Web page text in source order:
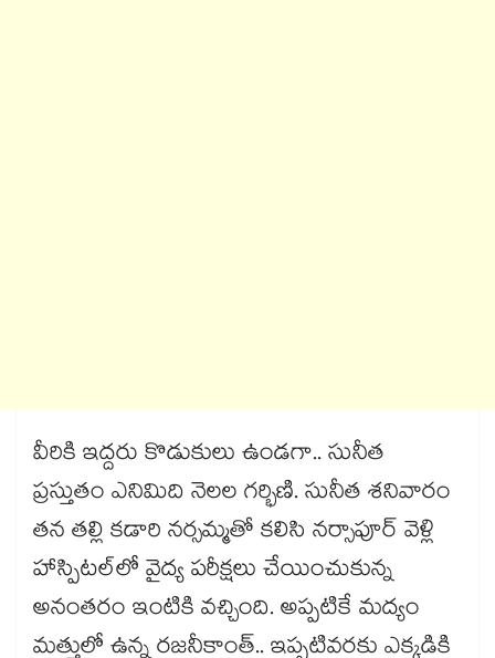
వీరికి ఇద్దరు కొడుకులు ఉండగా.. సునీత
ప్రస్తుతం ఎనిమిది నెలల గర్భిణి. సునీత శనివారం
తన తల్లి కడారి నర్సమ్మతో కలిసి నర్సాపూర్‌‌‌‌ వెళ్లి
హాస్పిటల్‌‌‌‌లో వైద్య పరీక్షలు చేయించుకున్న
అనంతరం ఇంటికి వచ్చింది. అప్పటికే మద్యం
మత్తులో ఉన్న రజనీకాంత్‌‌‌‌.. ఇప్పటివరకు ఎక్కడికి